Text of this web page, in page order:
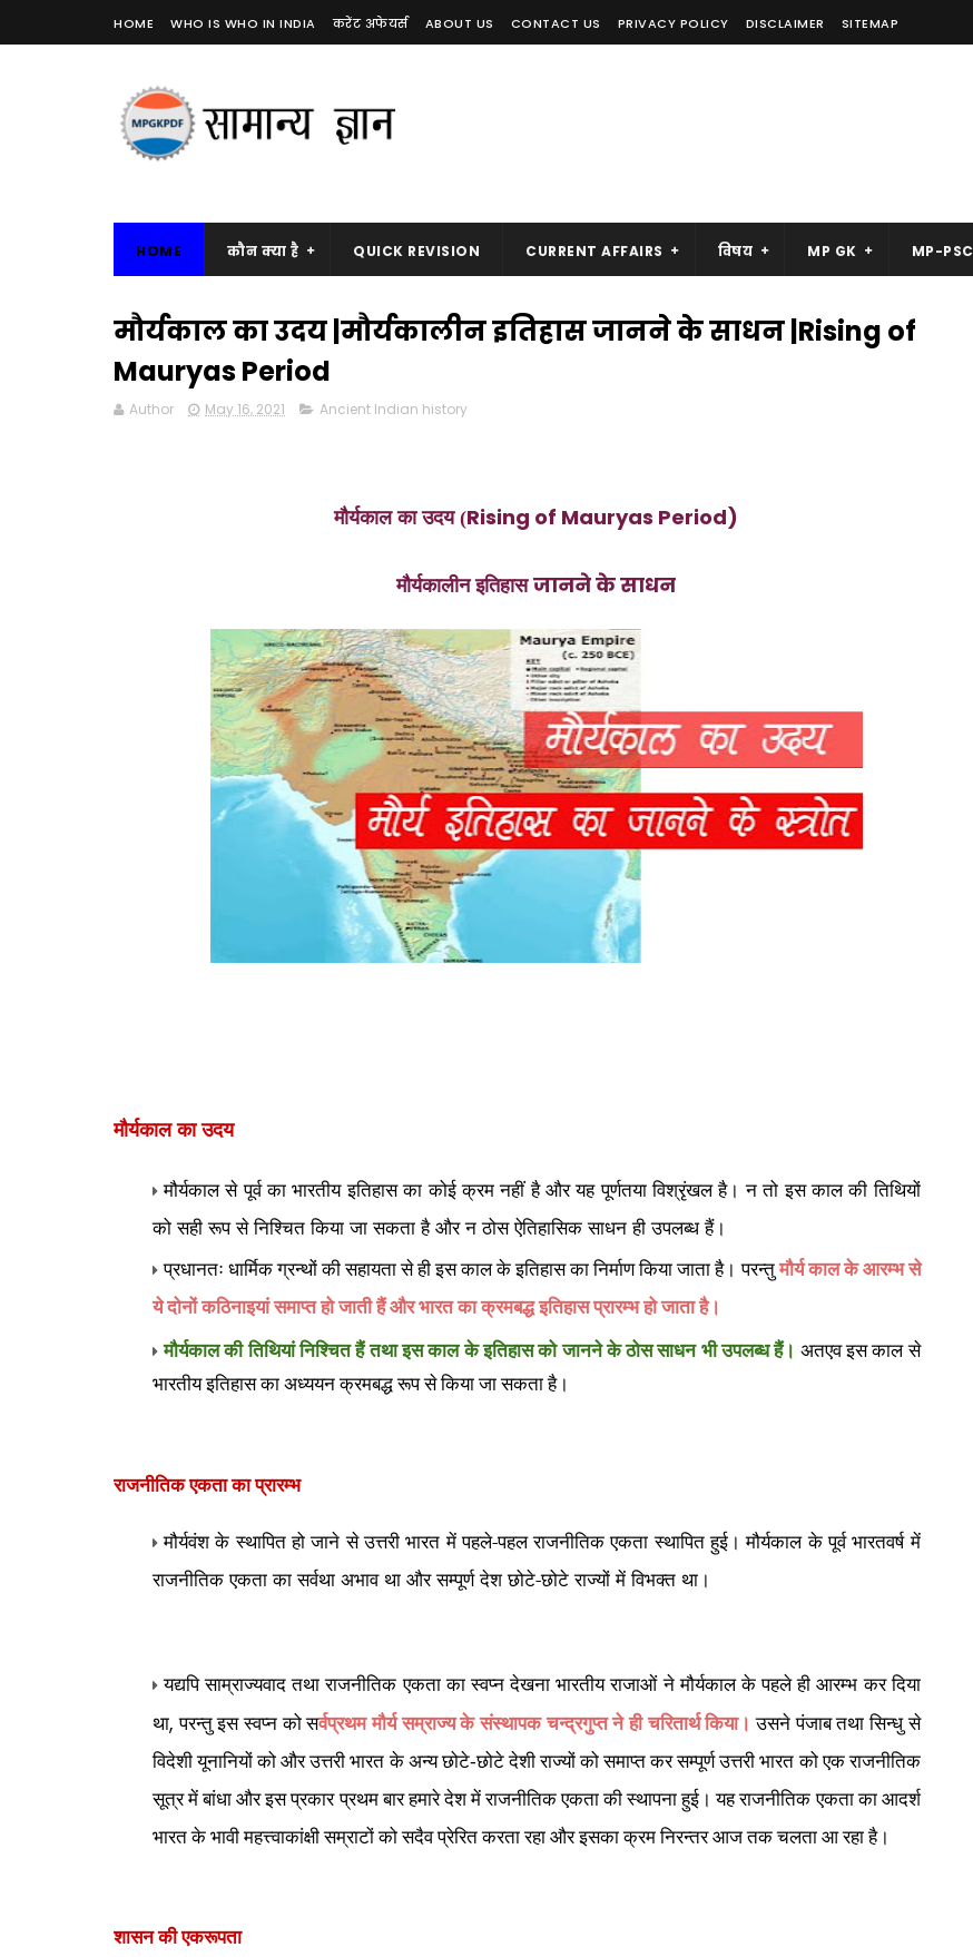
HOME WHO IS WHO IN INDIA करेंट अफेयर्स ABOUT US CONTACT US PRIVACY POLICY DISCLAIMER SITEMAP
HOME कौन क्या है QUICK REVISION CURRENT AFFAIRS विषय MP GK MP-PSC
मौर्यकाल का उदय |मौर्यकालीन इतिहास जानने के साधन |Rising of
Mauryas Period
Author May 16, 2021 Ancient Indian history
मौर्यकाल का उदय (Rising of Mauryas Period)
मौर्यकालीन इतिहासजानने के साधन
मौर्यकाल का उदय
मौर्यकाल से पूर्व का भारतीय इतिहास का कोई क्रम नहीं है और यह पूर्णतया विश्रृंखल है। न तो इस काल की तिथियों
को सही रूप से निश्चित किया जा सकता है और न ठोस ऐतिहासिक साधन ही उपलब्ध हैं।
प्रधानतः धार्मिक ग्रन्थों की सहायता से ही इस काल के इतिहास का निर्माण किया जाता है। परन्तुमौर्य काल के आरम्भ से
ये दोनों कठिनाइयां समाप्त हो जाती हैं और भारत का क्रमबद्ध इतिहास प्रारम्भ हो जाता है।
मौर्यकाल की तिथियां निश्चित हैं तथा इस काल के इतिहास को जानने के ठोस साधन भी उपलब्ध हैं। अतएव इस काल से
भारतीय इतिहास का अध्ययन क्रमबद्ध रूप से किया जा सकता है।
राजनीतिक एकता का प्रारम्भ
मौर्यवंश के स्थापित हो जाने से उत्तरी भारत में पहले-पहल राजनीतिक एकता स्थापित हुई। मौर्यकाल के पूर्व भारतवर्ष में
राजनीतिक एकता का सर्वथा अभाव था और सम्पूर्ण देश छोटे-छोटे राज्यों में विभक्त था।
यद्यपि साम्राज्यवाद तथा राजनीतिक एकता का स्वप्न देखना भारतीय राजाओं ने मौर्यकाल के पहले ही आरम्भ कर दिया
था,परन्तु इस स्वप्न को सर्वप्रथम मौर्य सम्राज्य के संस्थापक चन्द्रगुप्त ने ही चरितार्थ किया। उसने पंजाब तथा सिन्धु से
विदेशी यूनानियों को और उत्तरी भारत के अन्य छोटे-छोटे देशी राज्यों को समाप्त कर सम्पूर्ण उत्तरी भारत को एक राजनीतिक
सूत्र में बांधा और इस प्रकार प्रथम बार हमारे देश में राजनीतिक एकता की स्थापना हुई। यह राजनीतिक एकता का आदर्श
भारत के भावी महत्त्वाकांक्षी सम्राटों को सदैव प्रेरित करता रहा और इसका क्रम निरन्तर आज तक चलता आ रहा है।
शासन की एकरूपता